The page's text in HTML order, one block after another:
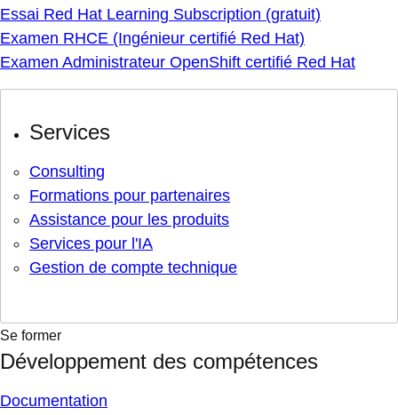
Essai Red Hat Learning Subscription (gratuit)
Examen RHCE (Ingénieur certifié Red Hat)
Examen Administrateur OpenShift certifié Red Hat
Services
Consulting
Formations pour partenaires
Assistance pour les produits
Services pour l'IA
Gestion de compte technique
Se former
Développement des compétences
Documentation